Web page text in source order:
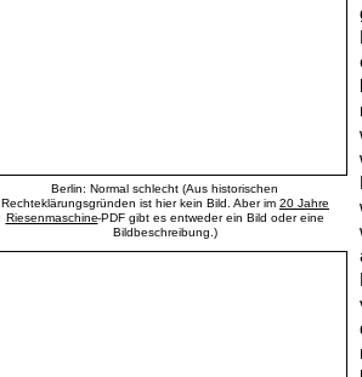
Berlin: Normal schlecht (Aus historischen
Rechteklärungsgründen ist hier kein Bild. Aber im 20 Jahre
Riesenmaschine-PDF gibt es entweder ein Bild oder eine
Bildbeschreibung.)